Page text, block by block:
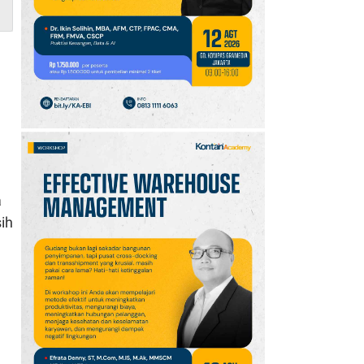
Payung!
10 Simak Prakiraan Cuaca
Jawa Barat Kamis (6/8):
Waspada Hujan Ringan
di 3 Wilayah